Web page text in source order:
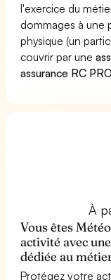
l'exercice du
dommages à une
physique (un
couvrir par une
assurance RC
À
Vous êtes
activité avec
dédiée au
Protégez votre